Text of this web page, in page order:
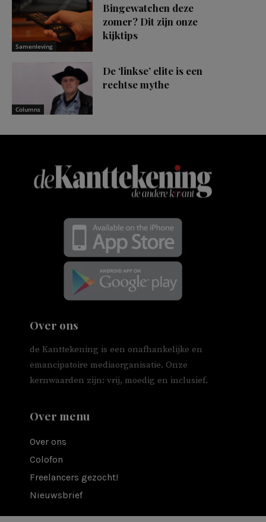
Samenleving
Bingewatchen deze
zomer? Dit zijn onze
kijktips
Columns
De ‘linkse’ elite is een
rechtse mythe
Over ons
de Kanttekening is een onafhankelijke en
emancipatoire mediaorganisatie. Onze
kernwaarden zijn: vrij, moedig en inclusief.
Over menu
Over ons
Colofon
Freelancers gezocht!
Nieuwsbrief